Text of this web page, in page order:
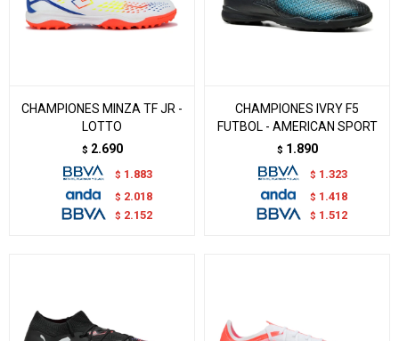
CHAMPIONES MINZA TF JR -
LOTTO
$ 2.690
$ 1.883
$ 2.018
$ 2.152
CHAMPIONES IVRY F5
FUTBOL - AMERICAN SPORT
$ 1.890
$ 1.323
$ 1.418
$ 1.512